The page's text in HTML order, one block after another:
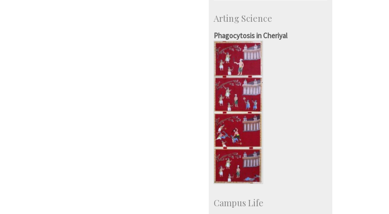
Centre for Continuing Education
Social Events
Arting Science
Phagocytosis in Cheriyal
Campus Life